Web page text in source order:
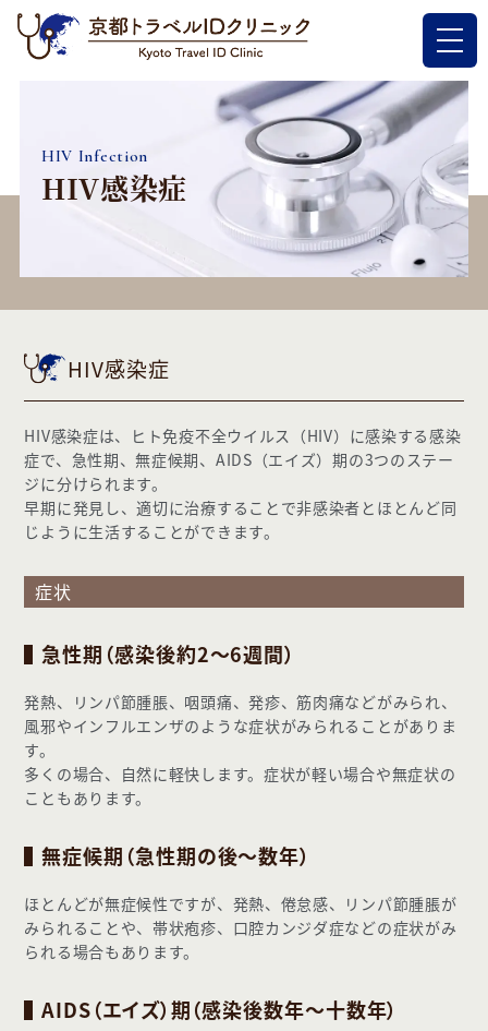
メ
ニ
ュ
ー
を
く
HIV Infection
HIV感染症
HIV感染症
HIV感染症は、ヒト免疫不全ウイルス（HIV）に感染する感染
症で、急性期、無症候期、AIDS（エイズ）期の3つのステー
ジに分けられます。
早期に発見し、適切に治療することで非感染者とほとんど同
じように生活することができます。
症状
急性期（感染後約2～6週間）
発熱、リンパ節腫脹、咽頭痛、発疹、筋肉痛などがみられ、
風邪やインフルエンザのような症状がみられることがありま
す。
多くの場合、自然に軽快します。症状が軽い場合や無症状の
こともあります。
無症候期（急性期の後～数年）
ほとんどが無症候性ですが、発熱、倦怠感、リンパ節腫脹が
みられることや、帯状疱疹、口腔カンジダ症などの症状がみ
られる場合もあります。
AIDS（エイズ）期（感染後数年～十数年）